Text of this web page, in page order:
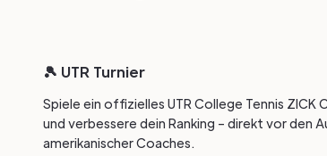
🎾 UTR Turnier
Spiele ein offizielles UTR College Tennis ZICK
und verbessere dein Ranking – direkt vor den
amerikanischer Coaches.